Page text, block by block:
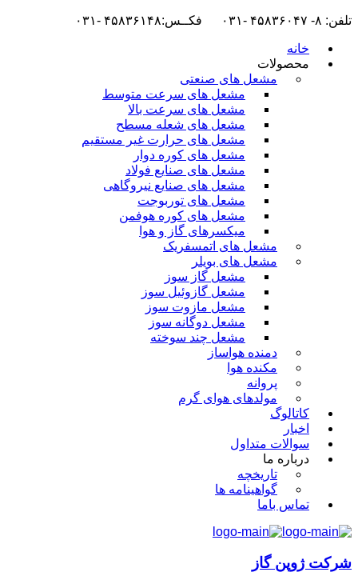
تلفن: ۸- ۴۵۸۳۶۰۴۷ -۰۳۱ فکــس:۴۵۸۳۶۱۴۸ -۰۳۱
خانه
محصولات
مشعل های صنعتی
مشعل های سرعت متوسط
مشعل های سرعت بالا
مشعل های شعله مسطح
مشعل های حرارت غیر مستقیم
مشعل های کوره دوار
مشعل های صنایع فولاد
مشعل های صنایع نیروگاهی
مشعل های توربوجت
مشعل های کوره هوفمن
میکسرهای گاز و هوا
مشعل های اتمسفریک
مشعل های بویلر
مشعل گاز سوز
مشعل گازوئیل سوز
مشعل مازوت سوز
مشعل دوگانه سوز
مشعل چند سوخته
دمنده هواساز
مکنده هوا
پروانه
مولدهای هوای گرم
کاتالوگ
اخبار
سوالات متداول
درباره ما
تاریخچه
گواهینامه ها
تماس باما
شرکت ژوپن گاز